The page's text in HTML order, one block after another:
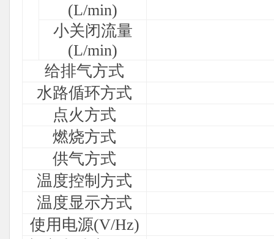
(L/min)
小关闭流量
(L/min)
给排气方式
水路偱环方式
点火方式
燃烧方式
供气方式
温度控制方式
温度显示方式
使用电源(V/Hz)